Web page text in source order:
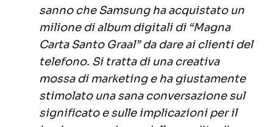
sanno che Samsung ha acquistato un
milione di album digitali di “Magna
Carta Santo Graal” da dare ai clienti del
telefono. Si tratta di una creativa
mossa di marketing e ha giustamente
stimolato una sana conversazione sul
significato e sulle implicazioni per il